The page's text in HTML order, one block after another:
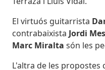
El virtuós guitarrista
contrabaixista Jordi
Marc Miralta són les
L'altra de les propostes